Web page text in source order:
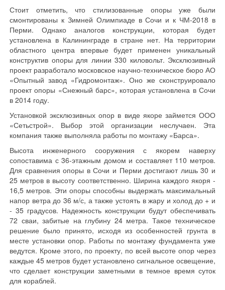
Стоит отметить, что стилизованные опоры уже были
смонтированы к Зимней Олимпиаде в Сочи и к ЧМ-2018 в
Перми. Однако аналогов конструкции, которая будет
установлена в Калининграде в стране нет. На территории
областного центра впервые будет применен уникальный
конструктив опоры для линии 330 киловольт. Эксклюзивный
проект разработало московское научно-техническое бюро АО
«Опытный завод «Гидромонтаж». Оно же сконструировало
проект опоры «Снежный барс», которая установлена в Сочи
в 2014 году.
Установкой эксклюзивных опор в виде якоре займется ООО
«Сетьстрой». Выбор этой организации неслучаен. Эта
компания также выполняла работы по монтажу «Барса».
Высота инженерного сооружения с якорем наверху
сопоставима с 36-этажным домом и составляет 110 метров.
Для сравнения опоры в Сочи и Перми достигают лишь 30 и
25 метров в высоту соответственно. Ширина каждого якоря -
16,5 метров. Эти опоры способны выдержать максимальный
напор ветра до 36 м/с, а также устоять в жару и холод до + и
- 35 градусов. Надежность конструкции будут обеспечивать
72 сваи, забитые на глубину 24 метра. Такое техническое
решение было принято, исходя из особенностей грунта в
месте установки опор. Работы по монтажу фундамента уже
ведутся. Кроме этого, по проекту, по всей высоте опор через
каждые 45 метров будет установлено сигнальное освещение,
что сделает конструкции заметными в темное время суток
для кораблей.